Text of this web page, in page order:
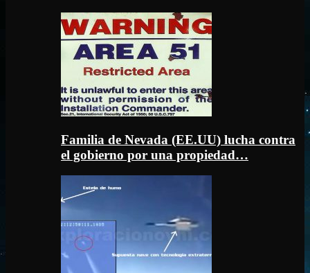
Familia de Nevada (EE.UU) lucha contra
el gobierno por una propiedad…